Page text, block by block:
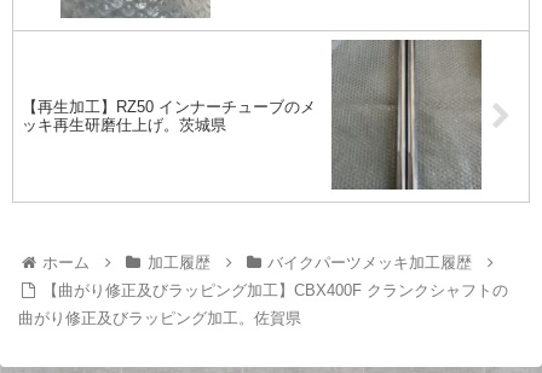
【再生加工】RZ50 インナーチューブのメ
ッキ再生研磨仕上げ。茨城県
ホーム 加工履歴
バイクパーツメッキ加工履歴
【曲がり修正及びラッピング加工】CBX400F クランクシャフトの
曲がり修正及びラッピング加工。佐賀県